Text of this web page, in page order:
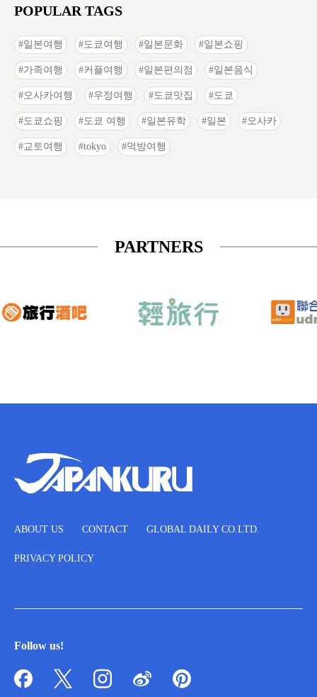
POPULAR TAGS
일본여행 도쿄여행 일본문화 일본쇼핑
가족여행 커플여행 일본편의점 일본음식
오사카여행 우정여행 도쿄맛집 도쿄
도쿄쇼핑 도쿄 여행 일본유학 일본 오사카
교토여행 tokyo 먹방여행
PARTNERS
ABOUT US CONTACT GLOBAL DAILY CO.LTD.
PRIVACY POLICY
Follow us!